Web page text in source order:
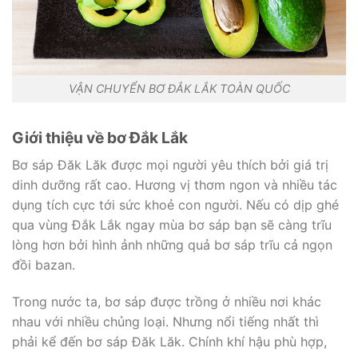
VẬN CHUYỂN BƠ ĐẮK LẮK TOÀN QUỐC
Giới thiệu về bơ Đắk Lắk
Bơ sáp Đăk Lăk được mọi người yêu thích bởi giá trị
dinh dưỡng rất cao. Hương vị thơm ngon và nhiều tác
dụng tích cực tới sức khoẻ con người. Nếu có dịp ghé
qua vùng Đắk Lắk ngay mùa bơ sáp bạn sẽ càng trĩu
lòng hơn bởi hình ảnh những quả bơ sáp trĩu cả ngọn
đồi bazan.
Trong nước ta, bơ sáp được trồng ở nhiều nơi khác
nhau với nhiều chủng loại. Nhưng nổi tiếng nhất thì
phải kể đến bơ sáp Đăk Lăk. Chính khí hậu phù hợp,